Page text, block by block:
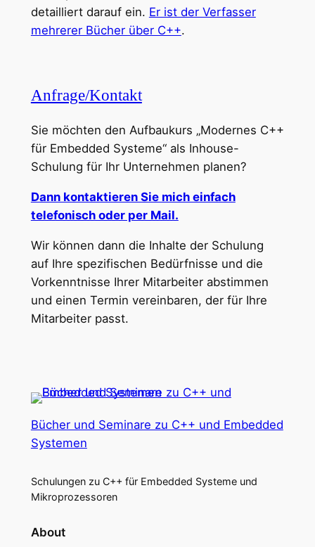
detailliert darauf ein. Er ist der Verfasser
mehrerer Bücher über C++.
Anfrage/Kontakt
Sie möchten den Aufbaukurs „Modernes C++
für Embedded Systeme“ als Inhouse-
Schulung für Ihr Unternehmen planen?
Dann kontaktieren Sie mich einfach
telefonisch oder per Mail.
Wir können dann die Inhalte der Schulung
auf Ihre spezifischen Bedürfnisse und die
Vorkenntnisse Ihrer Mitarbeiter abstimmen
und einen Termin vereinbaren, der für Ihre
Mitarbeiter passt.
Bücher und Seminare zu C++ und Embedded
Systemen
Schulungen zu C++ für Embedded Systeme und
Mikroprozessoren
About